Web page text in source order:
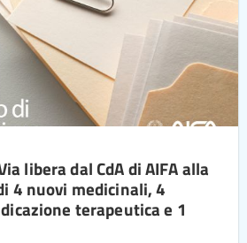
libera dal CdA di AIFA alla
4 nuovi medicinali, 4
terapeutica e 1